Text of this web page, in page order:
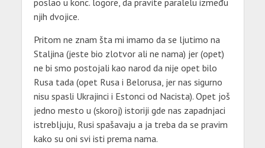
njih dvojice.
Pritom ne znam šta mi imamo da se ljutimo na
Staljina (jeste bio zlotvor ali ne nama) jer (opet)
ne bi smo postojali kao narod da nije opet bilo
Rusa tada (opet Rusa i Belorusa, jer nas sigurno
nisu spasli Ukrajinci i Estonci od Nacista). Opet još
jedno mesto u (skoroj) istoriji gde nas zapadnjaci
istrebljuju, Rusi spašavaju a ja treba da se pravim
kako su oni svi isti prema nama.